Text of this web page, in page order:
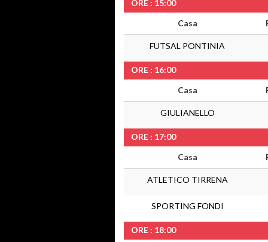
ORE : 15:00
Casa
FUTSAL PONTINIA
ORE : 16:00
Casa
GIULIANELLO
ORE : 17:00
Casa
ATLETICO TIRRENA
SPORTING FONDI
ORE : 18:00